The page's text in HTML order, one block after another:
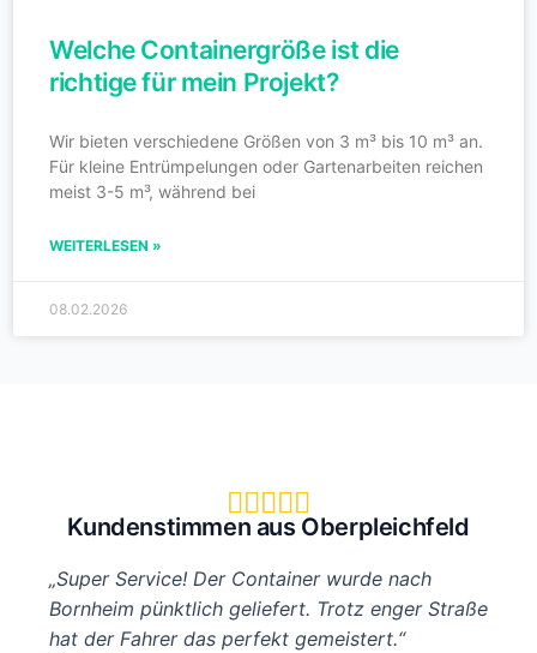
Welche Containergröße ist die
richtige für mein Projekt?
Wir bieten verschiedene Größen von 3 m³ bis 10 m³ an.
Für kleine Entrümpelungen oder Gartenarbeiten reichen
meist 3-5 m³, während bei
WEITERLESEN »
08.02.2026
    
Kundenstimmen aus Oberpleichfeld
„Super Service! Der Container wurde nach
Bornheim pünktlich geliefert. Trotz enger Straße
hat der Fahrer das perfekt gemeistert.“